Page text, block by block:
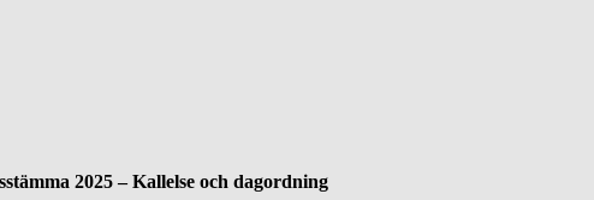
2025 – Kallelse och dagordning